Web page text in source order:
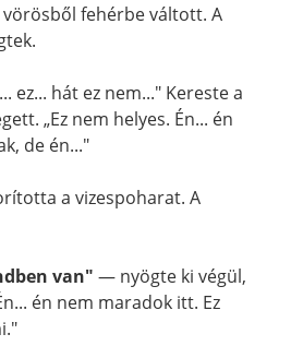
fehérbe váltott. A
ez... hát ez nem..." Kereste a
„Ez nem helyes. Én... én
de én..."
a vizespoharat. A
van" — nyögte ki végül,
én nem maradok itt. Ez